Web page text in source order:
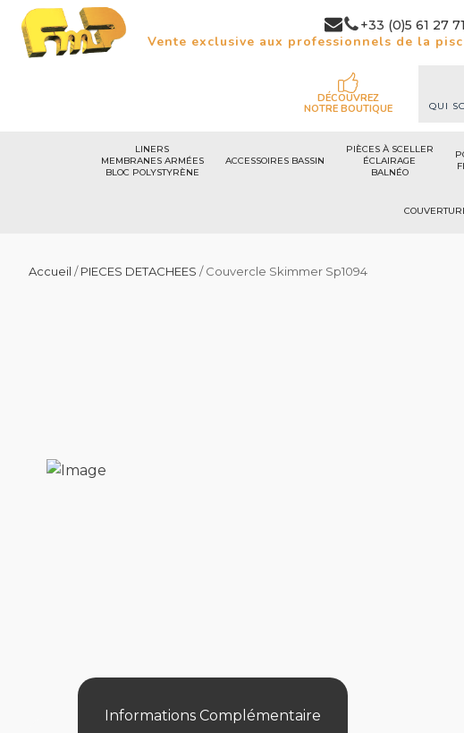
+33 (0)5 61 27
Vente exclusive aux professionnels de la
DÉCOUVREZ
NOTRE BOUTIQUE
QUI
LINERS
MEMBRANES ARMÉES
BLOC POLYSTYRÈNE
ACCESSOIRES BASSIN
PIÈCES À SCELLER
ÉCLAIRAGE
BALNÉO
Accueil /PIECES DETACHEES / Couvercle Skimmer Sp1094
Informations Complémentaire